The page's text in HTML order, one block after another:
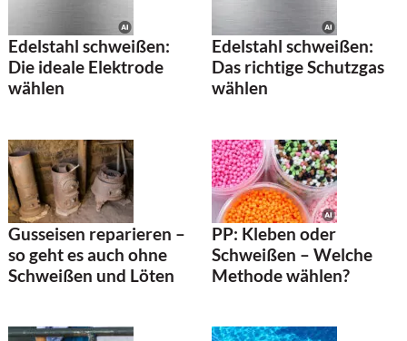
Edelstahl schweißen:
Die ideale Elektrode
wählen
Edelstahl schweißen:
Das richtige Schutzgas
wählen
Gusseisen reparieren –
so geht es auch ohne
Schweißen und Löten
PP: Kleben oder
Schweißen – Welche
Methode wählen?